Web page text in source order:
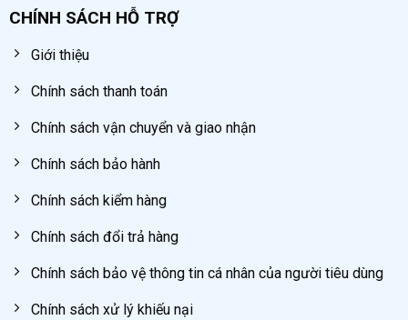
CHÍNH SÁCH HỖ TRỢ
Giới thiệu
Chính sách thanh toán
Chính sách vận chuyển và giao nhận
Chính sách bảo hành
Chính sách kiểm hàng
Chính sách đổi trả hàng
Chính sách bảo vệ thông tin cá nhân của người tiêu dùng
Chính sách xử lý khiếu nại